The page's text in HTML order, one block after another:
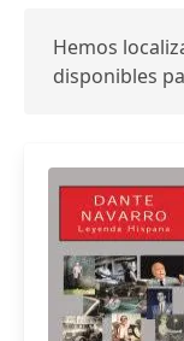
Hemos
disponibles